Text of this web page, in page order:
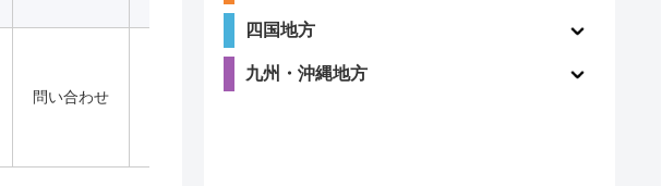
問い合わせ
2.3
四国地方
九州・沖縄地方